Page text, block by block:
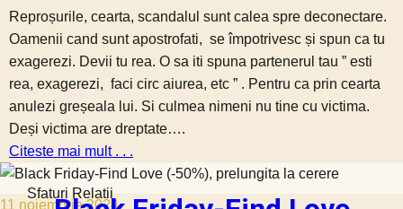
Reproșurile, cearta, scandalul sunt calea spre deconectare.
Oamenii cand sunt apostrofati, se împotrivesc și spun ca tu
exagerezi. Devii tu rea. O sa iti spuna partenerul tau ” esti
rea, exagerezi, faci circ aiurea, etc ” . Pentru ca prin cearta
anulezi greșeala lui. Si culmea nimeni nu tine cu victima.
Deși victima are dreptate….
Citeste mai mult . . .
11 noiembrie 2024
Sfaturi Relatii